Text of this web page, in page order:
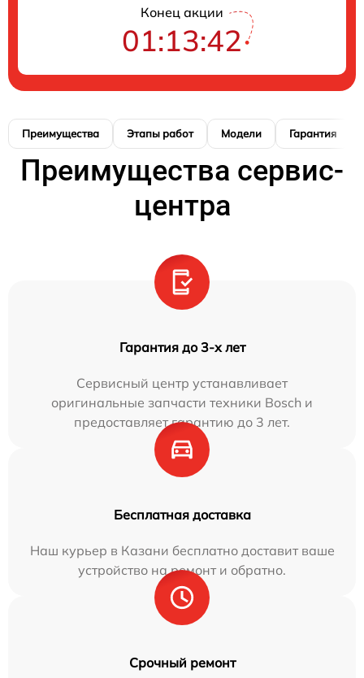
Конец акции
01:13:41
Преимущества Этапы работ Модели Гарантия
Преимущества сервис-
центра
Гарантия до 3-х лет
Сервисный центр устанавливает
оригинальные запчасти техники Bosch и
предоставляет гарантию до 3 лет.
Бесплатная доставка
Наш курьер в Казани бесплатно доставит ваше
устройство на ремонт и обратно.
Срочный ремонт